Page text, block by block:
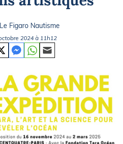
Figaro Nautisme
2024 à 11h12